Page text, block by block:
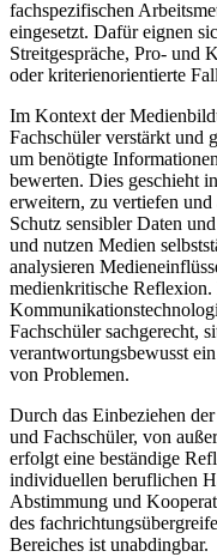
fachspezifischen
eingesetzt. Dafür eignen
Streitgespräche, Pro- und
oder kriterienorientierte
Im Kontext der
Fachschüler verstärkt und
um benötigte
bewerten. Dies geschieht
erweitern, zu vertiefen und
Schutz sensibler Daten
und nutzen Medien
analysieren
medienkritische
Fachschüler sachgerecht,
verantwortungsbewusst
von Problemen.
Durch das Einbeziehen
und Fachschüler, von
erfolgt eine beständige
individuellen beruflichen
Abstimmung und
des
Bereiches ist unabdingbar.